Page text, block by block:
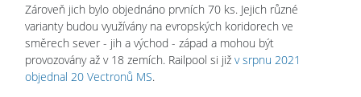
Zároveň jich bylo objednáno prvních 70 ks. Jejich různé
varianty budou využívány na evropských koridorech ve
směrech sever - jih a východ - západ a mohou být
provozovány až v 18 zemích. Railpool si již v srpnu 2021
objednal 20 Vectronů MS.